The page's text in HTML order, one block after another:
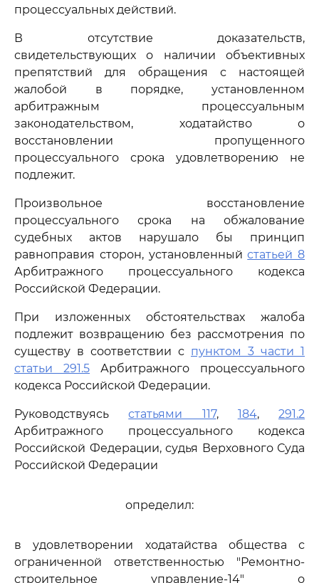
процессуальных действий.
В отсутствие доказательств,
свидетельствующих о наличии объективных
препятствий для обращения с настоящей
жалобой в порядке, установленном
арбитражным процессуальным
законодательством, ходатайство о
восстановлении пропущенного
процессуального срока удовлетворению не
подлежит.
Произвольное восстановление
процессуального срока на обжалование
судебных актов нарушало бы принцип
равноправия сторон, установленныйстатьей 8
Арбитражного процессуального кодекса
Российской Федерации.
При изложенных обстоятельствах жалоба
подлежит возвращению без рассмотрения по
существу в соответствии с пунктом 3 части 1
статьи 291.5 Арбитражного процессуального
кодекса Российской Федерации.
Руководствуясьстатьями 117, 184, 291.2
Арбитражного процессуального кодекса
Российской Федерации, судья Верховного Суда
Российской Федерации
определил:
в удовлетворении ходатайства общества с
ограниченной ответственностью "Ремонтно-
строительное управление-14" о